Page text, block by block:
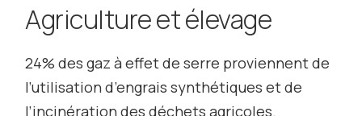
Agriculture et élevage
24% des gaz à effet de serre proviennent de
l’utilisation d’engrais synthétiques et de
l’incinération des déchets agricoles.